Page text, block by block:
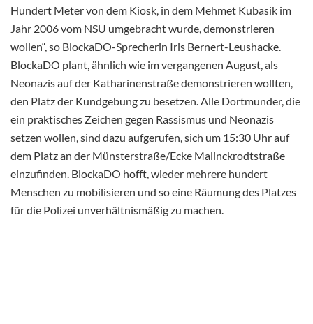
Hundert Meter von dem Kiosk, in dem Mehmet Kubasik im
Jahr 2006 vom NSU umgebracht wurde, demonstrieren
wollen“, so BlockaDO-Sprecherin Iris Bernert-Leushacke.
BlockaDO plant, ähnlich wie im vergangenen August, als
Neonazis auf der Katharinenstraße demonstrieren wollten,
den Platz der Kundgebung zu besetzen. Alle Dortmunder, die
ein praktisches Zeichen gegen Rassismus und Neonazis
setzen wollen, sind dazu aufgerufen, sich um 15:30 Uhr auf
dem Platz an der Münsterstraße/Ecke Malinckrodtstraße
einzufinden. BlockaDO hofft, wieder mehrere hundert
Menschen zu mobilisieren und so eine Räumung des Platzes
für die Polizei unverhältnismäßig zu machen.